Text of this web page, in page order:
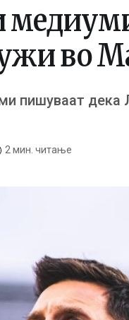
во
пишуваат дека
2 мин. читање